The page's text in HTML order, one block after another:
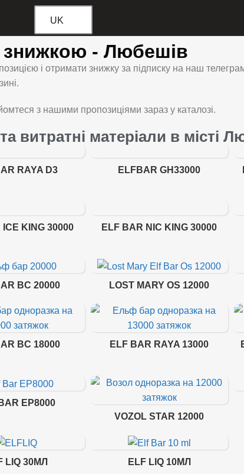
UK
знижкою - Любешів
і отримати знижку за підписку на наш
з нашими пропозиціями зараз у каталозі.
витратні матеріали в місті
RAYA D3 ELFBAR GH33000
ICE KING 30000 ELF BAR NIC KING 30000
BC 20000 LOST MARY OS 12000
BC 18000
ELF BAR RAYA 13000
EP8000
VOZOL STAR 12000
LIQ 30МЛ ELF LIQ 10МЛ